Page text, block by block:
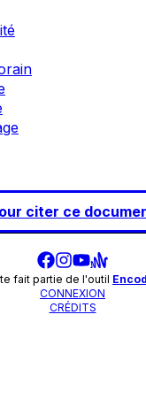
citer ce
fait partie de l'outil
CONNEXION
CRÉDITS